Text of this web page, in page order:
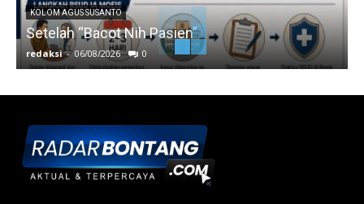
KOLOM AGUS SUSANTO
Setelah “Bacot Nih Pasien”
redaksi - 06/08/2026 0